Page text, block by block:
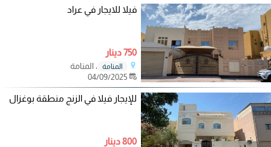
فيلا للايجار في عراد
750 دينار
المنامة
، المنامة
للإيجار فيلا في الزنج منطقة بوغزال
800 دينار